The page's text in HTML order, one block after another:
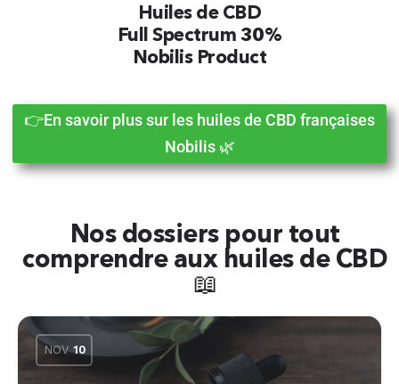
Huiles de CBD
Full Spectrum 30%
Nobilis Product
👉En savoir plus sur les huiles de CBD françaises
Nobilis 🌿
Nos dossiers pour tout
comprendre aux huiles de CBD
📖
NOV 10